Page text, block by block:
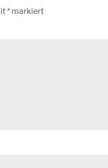
* markiert